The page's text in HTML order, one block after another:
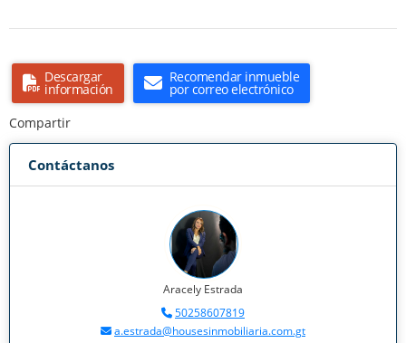
Descargar
información
Recomendar inmueble
por correo electrónico
Compartir
Contáctanos
Aracely Estrada
50258607819
a.estrada@housesinmobiliaria.com.gt